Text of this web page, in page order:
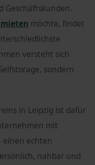
Geschäftskunden.
möchte, findet
versteht sich
sondern
in Leipzig ist dafür
mit
einen echten
nahbar und